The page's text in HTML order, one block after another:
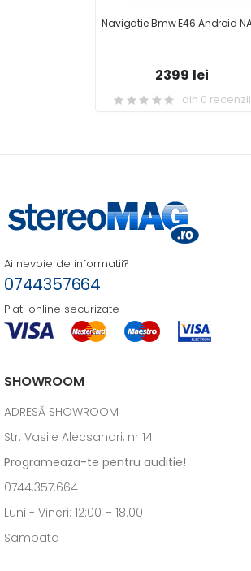
2399 lei
din 0 recenzii
Ai nevoie de informatii?
0744357664
Plati online securizate
SHOWROOM
ADRESĂ SHOWROOM
Str. Vasile Alecsandri, nr 14
Programeaza-te pentru auditie!
0744.357.664
Luni - Vineri: 12:00 – 18.00
Sambata